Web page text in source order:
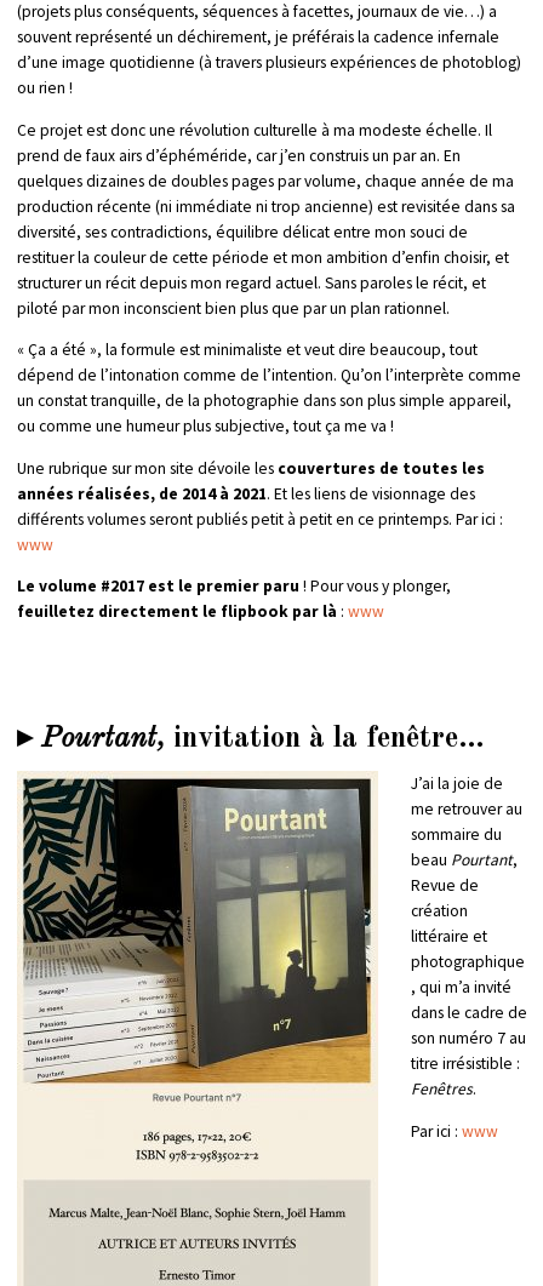
(projets plus conséquents, séquences à facettes, journaux de vie…) a
souvent représenté un déchirement, je préférais la cadence infernale
d’une image quotidienne (à travers plusieurs expériences de photoblog)
ou rien !
Ce projet est donc une révolution culturelle à ma modeste échelle. Il
prend de faux airs d’éphéméride, car j’en construis un par an. En
quelques dizaines de doubles pages par volume, chaque année de ma
production récente (ni immédiate ni trop ancienne) est revisitée dans sa
diversité, ses contradictions, équilibre délicat entre mon souci de
restituer la couleur de cette période et mon ambition d’enfin choisir, et
structurer un récit depuis mon regard actuel. Sans paroles le récit, et
piloté par mon inconscient bien plus que par un plan rationnel.
« Ça a été », la formule est minimaliste et veut dire beaucoup, tout
dépend de l’intonation comme de l’intention. Qu’on l’interprète comme
un constat tranquille, de la photographie dans son plus simple appareil,
ou comme une humeur plus subjective, tout ça me va !
Une rubrique sur mon site dévoile les couvertures de toutes les
années réalisées, de 2014 à 2021. Et les liens de visionnage des
différents volumes seront publiés petit à petit en ce printemps. Par ici :
www
Le volume #2017 est le premier paru ! Pour vous y plonger,
feuilletez directement le flipbook par là : www
▸Pourtant, invitation à la fenêtre…
J’ai la joie de
me retrouver au
sommaire du
beau Pourtant,
Revue de
création
littéraire et
photographique
, qui m’a invité
dans le cadre de
son numéro 7 au
titre irrésistible :
Fenêtres.
Par ici : www